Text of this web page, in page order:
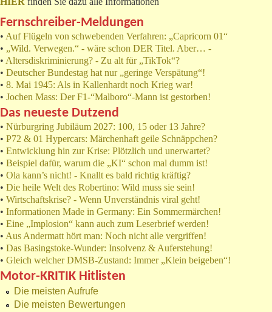
Fernschreiber-Meldungen
• Auf Flügeln von schwebenden Verfahren: „Capricorn 01“
• „Wild. Verwegen.“ - wäre schon DER Titel. Aber… -
• Altersdiskriminierung? - Zu alt für „TikTok“?
• Deutscher Bundestag hat nur „geringe Verspätung“!
• 8. Mai 1945: Als in Kallenhardt noch Krieg war!
• Jochen Mass: Der F1-“Malboro“-Mann ist gestorben!
Das neueste Dutzend
• Nürburgring Jubiläum 2027: 100, 15 oder 13 Jahre?
• P72 & 01 Hypercars: Märchenhaft geile Schnäppchen?
• Entwicklung hin zur Krise: Plötzlich und unerwartet?
• Beispiel dafür, warum die „KI“ schon mal dumm ist!
• Ola kann’s nicht! - Knallt es bald richtig kräftig?
• Die heile Welt des Robertino: Wild muss sie sein!
• Wirtschaftskrise? - Wenn Unverständnis viral geht!
• Informationen Made in Germany: Ein Sommermärchen!
• Eine „Implosion“ kann auch zum Leserbrief werden!
• Aus Andermatt hört man: Noch nicht alle vergriffen!
• Das Basingstoke-Wunder: Insolvenz & Auferstehung!
• Gleich welcher DMSB-Zustand: Immer „Klein beigeben“!
Motor-KRITIK Hitlisten
Die meisten Aufrufe
Die meisten Bewertungen